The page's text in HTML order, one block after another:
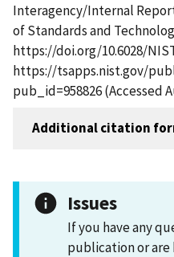
Interagency/Internal
of Standards and
https://doi.org/10.6028/
https://tsapps.nist.gov/
pub_id=958826 (Accessed
Additional citation
Issues
If you have any
publication or are